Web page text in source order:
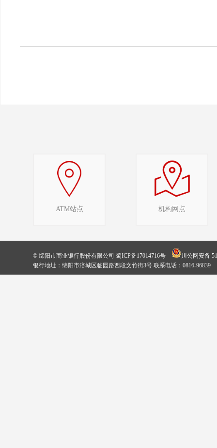
ATM站点 机构网点
© 绵阳市商业银行股份有限公司 蜀ICP备17014716号
川公网安备
银行地址：绵阳市涪城区临园路西段文竹街3号 联系电话：0816-96839